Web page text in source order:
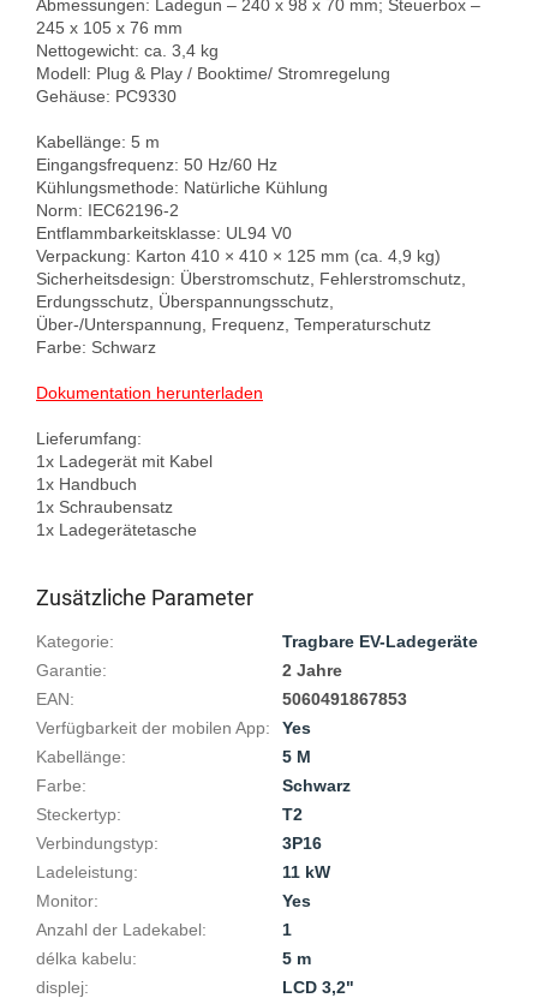
Abmessungen: Ladegun – 240 x 98 x 70 mm; Steuerbox –
245 x 105 x 76 mm
Nettogewicht: ca. 3,4 kg
Modell: Plug & Play / Booktime/ Stromregelung
Gehäuse: PC9330
Kabellänge: 5 m
Eingangsfrequenz: 50 Hz/60 Hz
Kühlungsmethode: Natürliche Kühlung
Norm: IEC62196-2
Entflammbarkeitsklasse: UL94 V0
Verpackung: Karton 410 × 410 × 125 mm (ca. 4,9 kg)
Sicherheitsdesign: Überstromschutz, Fehlerstromschutz,
Erdungsschutz, Überspannungsschutz,
Über-/Unterspannung, Frequenz, Temperaturschutz
Farbe: Schwarz
Dokumentation herunterladen
Lieferumfang:
1x Ladegerät mit Kabel
1x Handbuch
1x Schraubensatz
Zusätzliche Parameter
Kategorie:
Tragbare EV-Ladegeräte
Garantie:
2 Jahre
EAN:
5060491867853
Verfügbarkeit der mobilen App:
Yes
Kabellänge:
5 M
Farbe:
Schwarz
Steckertyp:
T2
Verbindungstyp:
3P16
Ladeleistung:
11 kW
Monitor:
Yes
Anzahl der Ladekabel:
1
délka kabelu:
5 m
displej:
LCD 3,2"